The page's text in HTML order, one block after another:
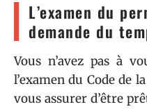
L’examen du
demande du
Vous n’avez pas à
l’examen du Code de
vous assurer d’être